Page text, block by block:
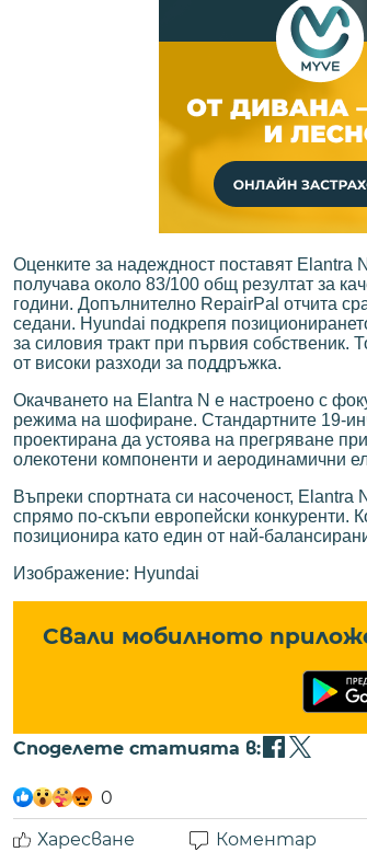
Оценките за надеждност поставят Elantra
получава около 83/100 общ резултат за
години. Допълнително RepairPal отчита
седани. Hyundai подкрепя
за силовия тракт при първия собственик.
от високи разходи за поддръжка.
Окачването на Elantra N е настроено с
режима на шофиране. Стандартните 19-
проектирана да устоява на прегряване
олекотени компоненти и аеродинамични
Въпреки спортната си насоченост, Elantra
спрямо по-скъпи европейски конкуренти.
позиционира като един от най-
Изображение: Hyundai
Свали мобилното
Споделете статията в:
0
Харесване
Коментар